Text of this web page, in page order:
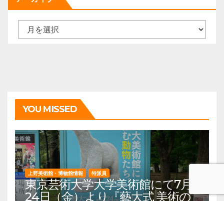
ー
YOU MISSED
上野美術館・博物館情報 特派員
東京芸術大学大学美術館にて7月
24日（金）より『藝大式 美術の